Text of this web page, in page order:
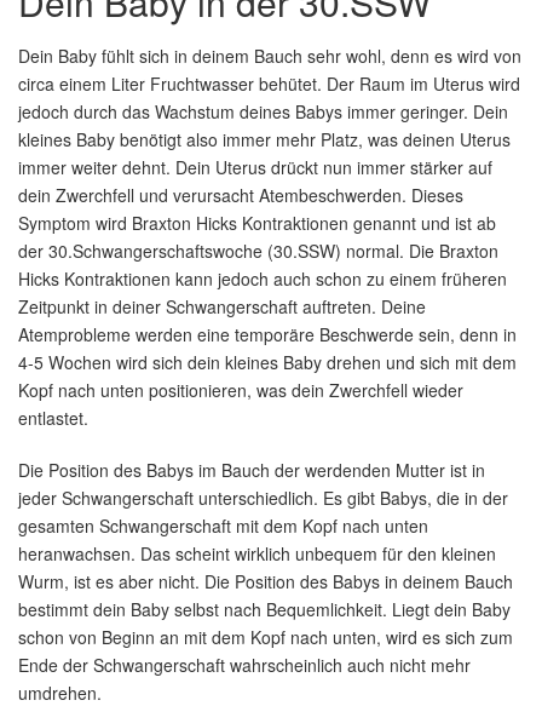
Dein Baby fühlt sich in deinem Bauch sehr wohl, denn es wird von
circa einem Liter Fruchtwasser behütet. Der Raum im Uterus wird
jedoch durch das Wachstum deines Babys immer geringer. Dein
kleines Baby benötigt also immer mehr Platz, was deinen Uterus
immer weiter dehnt. Dein Uterus drückt nun immer stärker auf
dein Zwerchfell und verursacht Atembeschwerden. Dieses
Symptom wird Braxton Hicks Kontraktionen genannt und ist ab
der 30.Schwangerschaftswoche (30.SSW) normal. Die Braxton
Hicks Kontraktionen kann jedoch auch schon zu einem früheren
Zeitpunkt in deiner Schwangerschaft auftreten. Deine
Atemprobleme werden eine temporäre Beschwerde sein, denn in
4-5 Wochen wird sich dein kleines Baby drehen und sich mit dem
Kopf nach unten positionieren, was dein Zwerchfell wieder
entlastet.
Die Position des Babys im Bauch der werdenden Mutter ist in
jeder Schwangerschaft unterschiedlich. Es gibt Babys, die in der
gesamten Schwangerschaft mit dem Kopf nach unten
heranwachsen. Das scheint wirklich unbequem für den kleinen
Wurm, ist es aber nicht. Die Position des Babys in deinem Bauch
bestimmt dein Baby selbst nach Bequemlichkeit. Liegt dein Baby
schon von Beginn an mit dem Kopf nach unten, wird es sich zum
Ende der Schwangerschaft wahrscheinlich auch nicht mehr
umdrehen.